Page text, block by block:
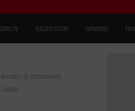
TV SUCCESS STORY OPINIONS
Annuaire de personnalités
Contact